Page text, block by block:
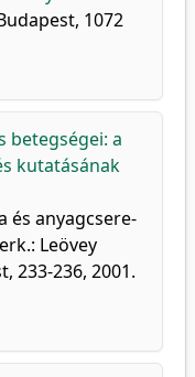
1072
betegségei: a
kutatásának
és anyagcsere-
Leövey
233-236, 2001.